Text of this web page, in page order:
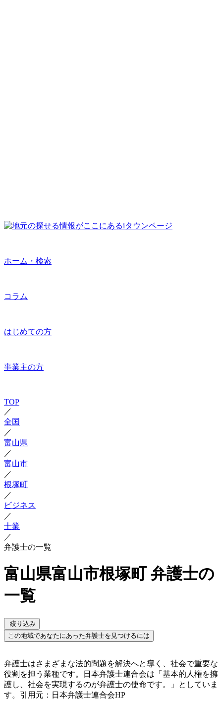
ホーム・検索
コラム
はじめての方
事業主の方
TOP
／
全国
／
富山県
／
富山市
／
根塚町
／
ビジネス
／
士業
／
弁護士の一覧
富山県富山市根塚町 弁護士の
一覧
絞り込み
この地域であなたにあった弁護士を見つけるには
弁護士はさまざまな法的問題を解決へと導く、社会で重要な
役割を担う業種です。日本弁護士連合会は「基本的人権を擁
護し、社会を実現するのが弁護士の使命です。」としていま
す。引用元：日本弁護士連合会HP